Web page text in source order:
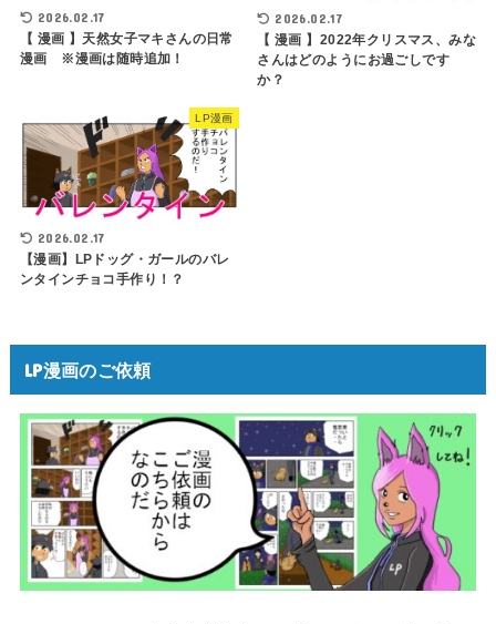
2026.02.17
【 漫画 】天然女子マキさんの日常
漫画 ※漫画は随時追加！
2026.02.17
【 漫画 】2022年クリスマス、みな
さんはどのようにお過ごしです
か？
LP漫画
2026.02.17
【漫画】LPドッグ・ガールのバレ
ンタインチョコ手作り！？
LP漫画のご依頼